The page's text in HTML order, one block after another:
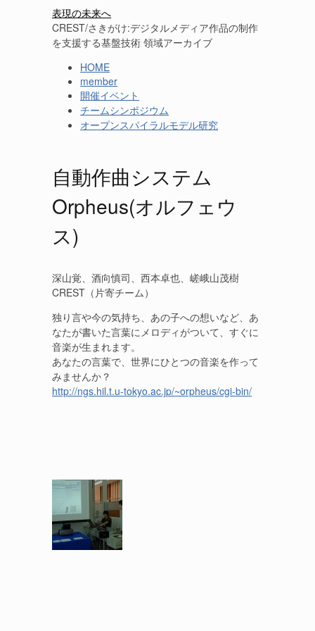
表現の未来へ
CREST/さきがけ:デジタルメディア作品の制作
を支援する基盤技術 領域アーカイブ
HOME
member
開催イベント
チームシンポジウム
オープンスパイラルモデル研究
自動作曲システム
Orpheus(オルフェウ
ス)
深山覚、酒向慎司、西本卓也、嵯峨山茂樹
CREST（片寄チーム）
独り言や今の気持ち、あの子への想いなど、あ
なたが書いた言葉にメロディがついて、すぐに
音楽が生まれます。
あなたの言葉で、世界にひとつの音楽を作って
みませんか？
http://ngs.hil.t.u-tokyo.ac.jp/~orpheus/cgi-bin/